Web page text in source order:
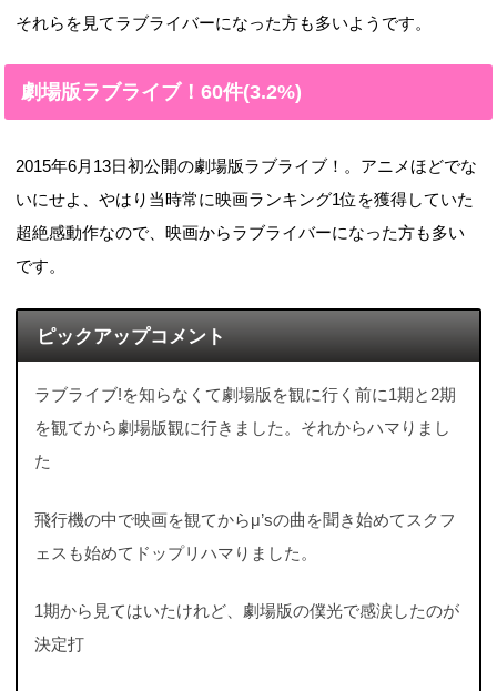
それらを見てラブライバーになった方も多いようです。
劇場版ラブライブ！60件(3.2%)
2015年6月13日初公開の劇場版ラブライブ！。アニメほどでな
いにせよ、やはり当時常に映画ランキング1位を獲得していた
超絶感動作なので、映画からラブライバーになった方も多い
です。
ピックアップコメント
ラブライブ!を知らなくて劇場版を観に行く前に1期と2期
を観てから劇場版観に行きました。それからハマりまし
た
飛行機の中で映画を観てからμ’sの曲を聞き始めてスクフ
ェスも始めてドップリハマりました。
1期から見てはいたけれど、劇場版の僕光で感涙したのが
決定打